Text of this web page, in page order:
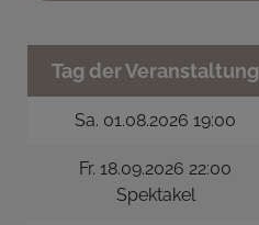
Tag der Veranstaltung
Sa. 01.08.2026 19:00
Fr. 18.09.2026 22:00
Spektakel